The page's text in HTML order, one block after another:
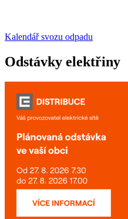
Kalendář svozu odpadu
Odstávky elektřiny